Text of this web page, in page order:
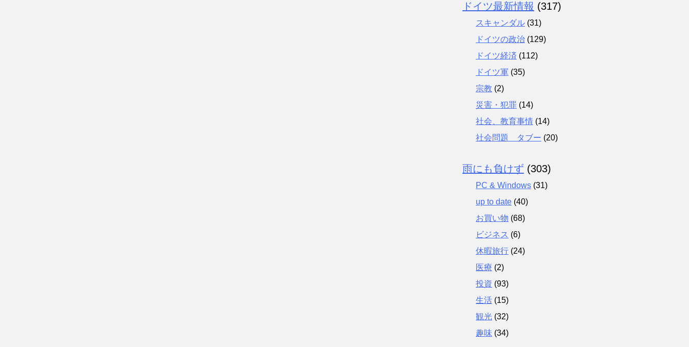
ドイツ最新情報 (317)
スキャンダル (31)
ドイツの政治 (129)
ドイツ経済 (112)
ドイツ軍 (35)
宗教 (2)
災害・犯罪 (14)
社会、教育事情 (14)
社会問題 タブー (20)
雨にも負けず (303)
PC & Windows (31)
up to date (40)
お買い物 (68)
ビジネス (6)
休暇旅行 (24)
医療 (2)
投資 (93)
生活 (15)
観光 (32)
趣味 (34)